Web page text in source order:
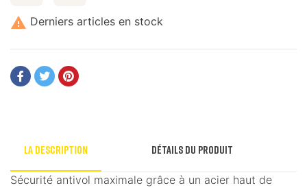
 Derniers articles en stock
La description Détails du produit
Sécurité antivol maximale grâce à un acier haut de